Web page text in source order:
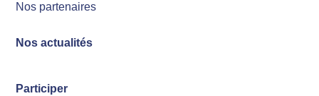
Nos partenaires
Nos actualités
Participer